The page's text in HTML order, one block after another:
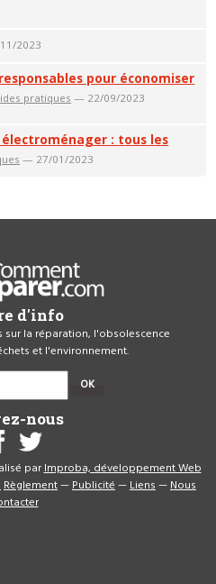
2023
pour économiser
pratiques — 22/09/2023
électroménager : tous les
— 27/01/2023
d'info
sur la réparation, l'obsolescence
et l'environnement.
OK
nous
parImproba, développement Web
Règlement—Publicité—Liens—Nous